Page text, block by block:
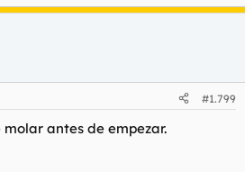
#1.799
antes de empezar.